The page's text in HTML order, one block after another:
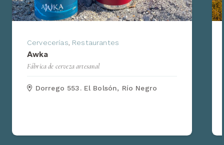
Cervecerías, Restaurantes
Awka
Fábrica de cerveza artesanal
Dorrego 553. El Bolsón, Río Negro